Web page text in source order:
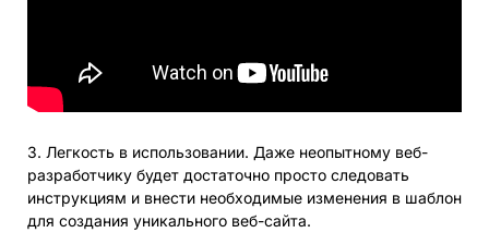
3. Легкость в использовании. Даже неопытному веб-
разработчику будет достаточно просто следовать
инструкциям и внести необходимые изменения в шаблон
для создания уникального веб-сайта.